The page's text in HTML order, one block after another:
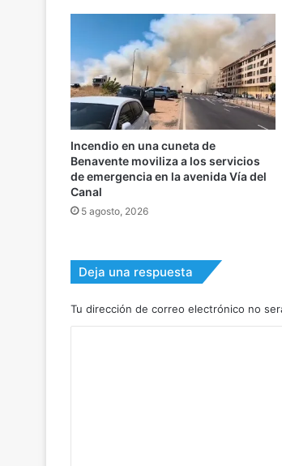
Incendio en una cuneta de
Benavente moviliza a los servicios
de emergencia en la avenida Vía del
Canal
5 agosto, 2026
Deja una respuesta
Tu dirección de correo electrónico no